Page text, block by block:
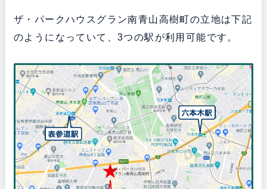
ザ・パークハウスグラン南青山高樹町の立地は下記
のようになっていて、3つの駅が利用可能です。